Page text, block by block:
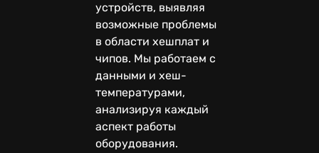
устройств, выявляя
возможные проблемы
в области хешплат и
чипов. Мы работаем с
данными и хеш-
температурами,
анализируя каждый
аспект работы
оборудования.